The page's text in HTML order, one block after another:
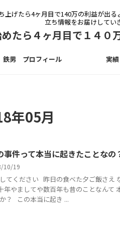
げたら4ヶ月目で140万の利益が出
立ち情報をお届けしてい
たら４ヶ月目で１４０
鉄男 プロフィール 実績
年05月
事件って本当に起きたことなの
10/19
てください 昨日の食べた夕ご飯さえ
やましてや数百年も昔のことなんて
？ この本当に起き ...